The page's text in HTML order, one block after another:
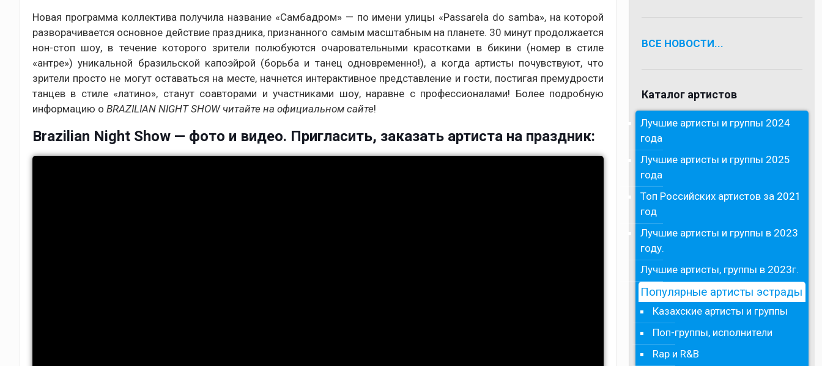
Новая программа коллектива получила название «Самбадром» — по имени улицы «Passarela do samba», на которой
разворачивается основное действие праздника, признанного самым масштабным на планете. 30 минут продолжается
нон-стоп шоу, в течение которого зрители полюбуются очаровательными красотками в бикини (номер в стиле
«антре») уникальной бразильской капоэйрой (борьба и танец одновременно!), а когда артисты почувствуют, что
зрители просто не могут оставаться на месте, начнется интерактивное представление и гости, постигая премудрости
танцев в стиле «латино», станут соавторами и участниками шоу, наравне с профессионалами! Более подробную
информацию о BRAZILIAN NIGHT SHOW читайте на официальном сайте!
Brazilian Night Show — фото и видео. Пригласить, заказать артиста на праздник:
ВСЕ НОВОСТИ...
Каталог артистов
Лучшие артисты и группы 2024
года
Лучшие артисты и группы 2025
года
Топ Российских артистов за 2021
год
Лучшие артисты и группы в 2023
году.
Лучшие артисты, группы в 2023г.
Популярные артисты эстрады
Казахские артисты и группы
Поп-группы, исполнители
Rap и R&B